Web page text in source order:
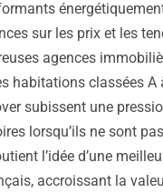
sur les prix et les
agences
habitations classées A
subissent une
lorsqu’ils ne sont
l’idée d’une
accroissant la